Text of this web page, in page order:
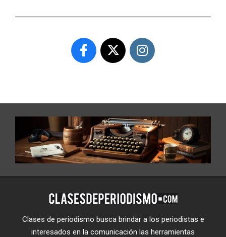
Clases de periodismo busca brindar a los periodistas e
interesados en la comunicación las herramientas